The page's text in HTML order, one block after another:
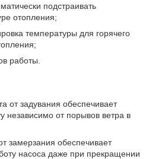
подстраивать
отопления;
температуры для горячего
работы.
от задувания обеспечивает
независимо от порывов ветра в
замерзания обеспечивает
насоса даже при прекращении